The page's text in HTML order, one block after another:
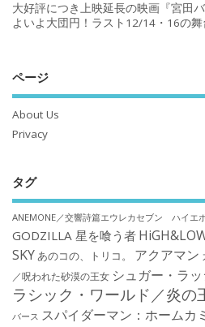
大好評につき上映延長の映画『宮田
よいよ大団円！ラスト12/14・16の舞
ページ
About Us
Privacy
タグ
ANEMONE／交響詩篇エウレカセブン ハイエ
GODZILLA 星を喰う者
SKYあのコの、トリコ。 アクアマン
／呪われた砂漠の王女 シュガー・ラ
ラシック・ワールド／炎の
バース スパイダーマン：ホームカ